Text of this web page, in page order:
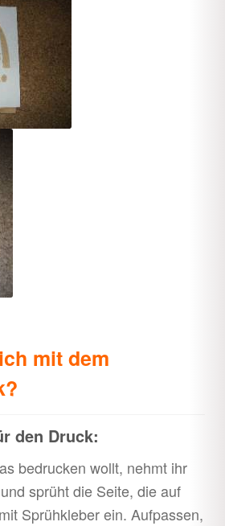
mit dem
den Druck:
bedrucken wollt, nehmt ihr
sprüht die Seite, die auf
Sprühkleber ein. Aufpassen,